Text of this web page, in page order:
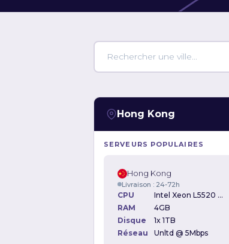
Hong Kong
SERVEURS POPULAIRES
Hong Kong
Livraison : 24-72h
CPU
Intel Xeon L5520 2.27GHz
RAM
4GB
Disque
1x 1TB
Réseau
Unltd @ 5Mbps